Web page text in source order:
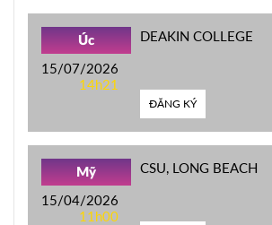
Úc
15/07/2026
14h21
DEAKIN COLLEGE
ĐĂNG KÝ
Mỹ
15/04/2026
11h00
CSU, LONG BEACH